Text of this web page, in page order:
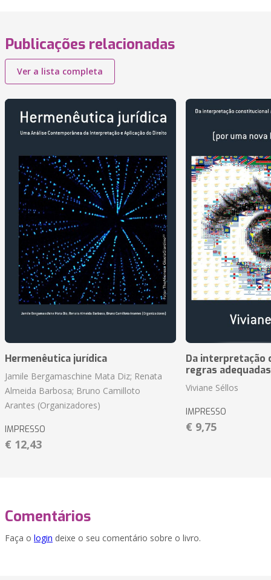
Publicações relacionadas
Ver a lista completa
Hermenêutica jurídica
Jamile Bergamaschine Mata Diz; Renata
Almeida Barbosa; Bruno Camilloto
Arantes (Organizadores)
IMPRESSO
€ 12,43
Da interpretação
regras
Viviane Séllos
IMPRESSO
€ 9,75
Comentários
Faça o login deixe o seu comentário sobre o livro.